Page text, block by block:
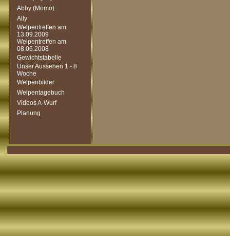
Abby (Momo)
Ally
Welpentreffen am
13.09.2009
Welpentreffen am
08.06.2008
Gewichtstabelle
Unser Aussehen 1 - 8
Woche
Welpenbilder
Welpentagebuch
Videos A-Wurf
Planung